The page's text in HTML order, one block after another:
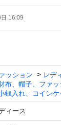
解いただける
16:09
ッション
レデ
布、帽子、ファ
銭入れ、コインケ
ィース